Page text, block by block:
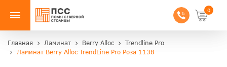
0
Главная Ламинат Berry Alloc
Trendline Pro
Ламинат Berry Alloc TrendLine Pro Роза 1138